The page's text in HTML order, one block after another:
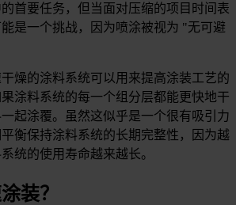
首要任务，但当面对压缩的项目时间表
是一个挑战，因为喷涂被视为 "无可避
燥的涂料系统可以用来提高涂装工艺的
涂料系统的每一个组分层都能更快地干
起涂覆。虽然这似乎是一个很有吸引力
衡保持涂料系统的长期完整性，因为越
统的使用寿命越来越长。
装？